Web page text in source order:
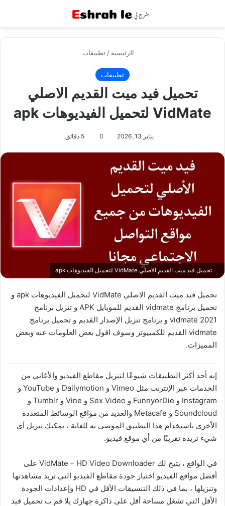
الرئيسية / تطبيقات
تطبيقات
تحميل فيد ميت القديم الاصلي
VidMate لتحميل الفيديوهات apk
يناير 13, 2026 0 5 دقائق
تحميل فيد ميت القديم الاصلي VidMate لتحميل الفيديوهات apk
تحميل فيد ميت القديم الاصلي VidMate لتحميل الفيديوهات apk و
تحميل برنامج vidmate القديم للموبايل APK و تنزيل برنامج
vidmate 2021 و برنامج تنزيل الإصدار القديم و تحميل برنامج
vidmate القديم للكمبيوتر وسوف اقول بعض العلومات عنه وبعض
المميزات.
إنه أحد أكثر التطبيقات شيوعًا لتنزيل مقاطع الفيديو والأغاني من
الخدمات عبر الإنترنت مثل Vimeo و Dailymotion و YouTube و
Instagram و FunnyorDie و Sex Video و Vine و Tumblr و
Soundcloud و Metacafe والعديد من مواقع الوسائط المتعددة
الأخرى باستخدام هذا التطبيق الموصى به للغاية ، يمكنك تنزيل أي
شيء تريده تقريبًا من أي موقع فيديو.
في الواقع ، يتيح لك VidMate – HD Video Downloader على
أفضل مواقع الفيديو اختيار جودة مقاطع الفيديو التي تريد مشاهدتها
وتنزيلها ، بما في ذلك التنسيقات الأقل في HD وإعدادات الجودة
الأقل التي تشغل مساحة أقل على ذاكرة جهازك يلا قم ب تحميل فيد